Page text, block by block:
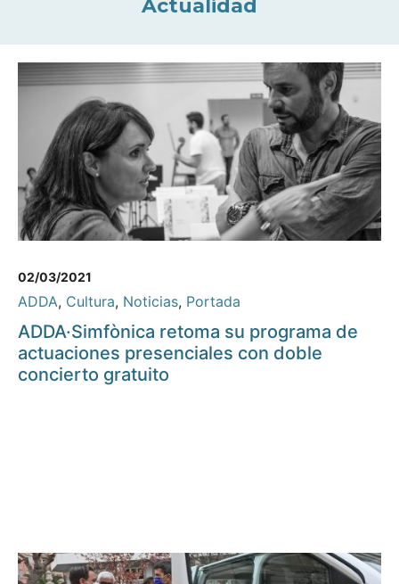
Actualidad
02/03/2021
ADDA, Cultura, Noticias, Portada
ADDA·Simfònica retoma su programa de
actuaciones presenciales con doble
concierto gratuito